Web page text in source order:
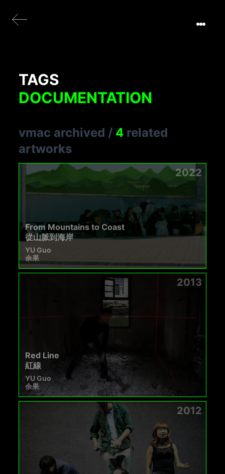
TAGS
DOCUMENTATION
vmac archived / 4 related
artworks
2022
From Mountains to Coast
從山脈到海岸
YU Guo
余果
2013
Red Line
紅線
YU Guo
余果
2012